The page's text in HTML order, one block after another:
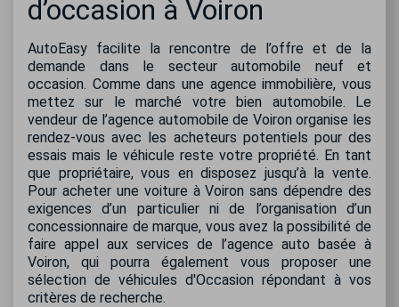
d’occasion à Voiron
AutoEasy facilite la rencontre de l’offre et de la
demande dans le secteur automobile neuf et
occasion. Comme dans une agence immobilière, vous
mettez sur le marché votre bien automobile. Le
vendeur de l’agence automobile de Voiron organise les
rendez-vous avec les acheteurs potentiels pour des
essais mais le véhicule reste votre propriété. En tant
que propriétaire, vous en disposez jusqu’à la vente.
Pour acheter une voiture à Voiron sans dépendre des
exigences d’un particulier ni de l’organisation d’un
concessionnaire de marque, vous avez la possibilité de
faire appel aux services de l’agence auto basée à
Voiron, qui pourra également vous proposer une
sélection de véhicules d'Occasion répondant à vos
critères de recherche.